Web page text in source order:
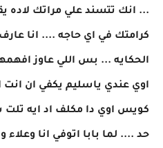
... انك تتسند علي مراتك لاده
كرامتك في اي حاجه .... انا
الحكايه ... بس اللي عاوز
اوي عندي ياسليم يكفي ان انت
كويس اوي دا مكلف اد ايه تلت
حد .... لما بابا اتوفي انا